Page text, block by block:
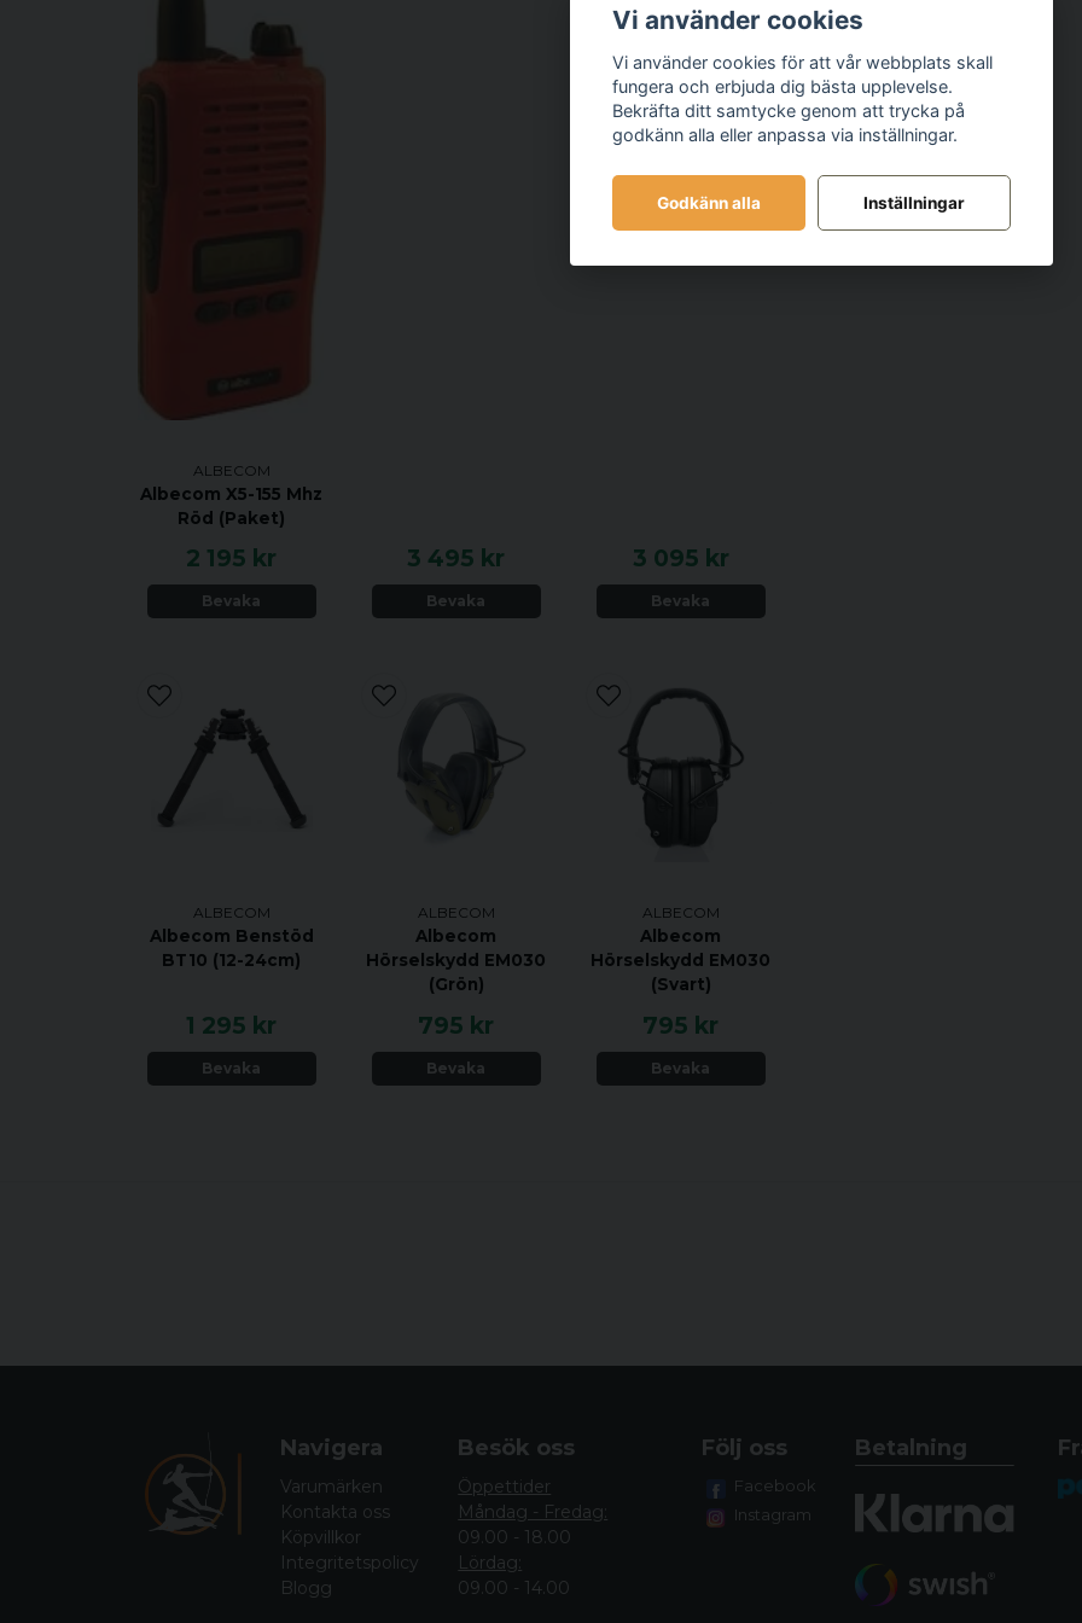
ALBECOM
Albecom X5-155 Mhz
Röd (Paket)
2 195 kr
Bevaka
3 495 kr
Bevaka
3 095 kr
Bevaka
ALBECOM
Albecom Benstöd
BT10 (12-24cm)
1 295 kr
Bevaka
ALBECOM
Albecom
Hörselskydd EM030
(Grön)
795 kr
Bevaka
ALBECOM
Albecom
Hörselskydd EM030
(Svart)
795 kr
Bevaka
Tal Kompressor
Larmfunktions
Litiumbatteri på
7 Jaktkanaler 155
6 Jaktkanaler 140
1st Bordsladdare
Inplastad
Albecom väska
Navigera
Varumärken
Kontakta oss
Köpvillkor
Integritetspolicy
Blogg
Besök oss
Öppettider
Måndag - Fredag:
09.00 - 18.00
Lördag:
09.00 - 14.00
Följ oss
Facebook
Instagram
Betalning
Vi använder cookies
Vi använder cookies för att vår webbplats skall
fungera och erbjuda dig bästa upplevelse.
Bekräfta ditt samtycke genom att trycka på
godkänn alla eller anpassa via inställningar.
Godkänn alla Inställningar